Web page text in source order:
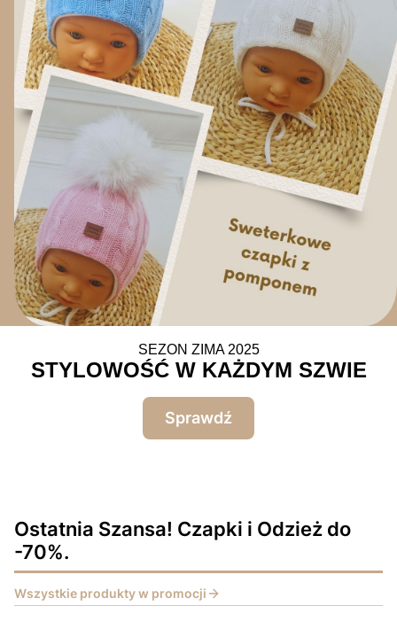
SEZON ZIMA 2025
STYLOWOŚĆ W KAŻDYM SZWIE
Sprawdź
Ostatnia Szansa! Czapki i Odzież do
-70%.
Wszystkie produkty w promocji